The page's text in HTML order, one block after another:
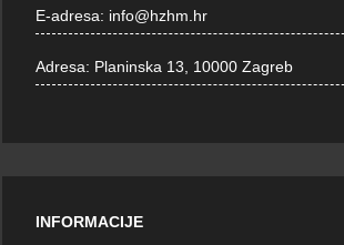
E-adresa: info@hzhm.hr
Adresa: Planinska 13, 10000 Zagreb
INFORMACIJE